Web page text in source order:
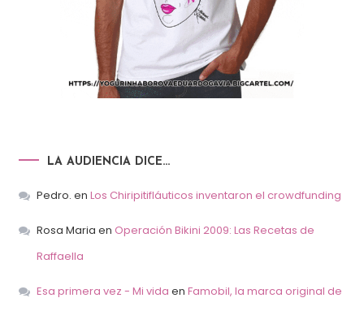
LA AUDIENCIA DICE…
Pedro. en Los Chiripitifláuticos inventaron el crowdfunding
Rosa Maria en Operación Bikini 2009: Las Recetas de
Raffaella
Esa primera vez - Mi vida en Famobil, la marca original de